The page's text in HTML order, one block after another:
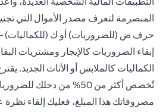
المنصرمة لتعرف مصدر الأموال التي
حرف ض (للضروريات) أو ك (للكماليات)
إبقاء الضروريات كالإيجار ومشتريات
الكماليات كالملابس أو الأثاث الجديد.
تُخصص أكثر من 50% من دخلك
مصروفاتك هذا المبلغ، فعليك إلقاء